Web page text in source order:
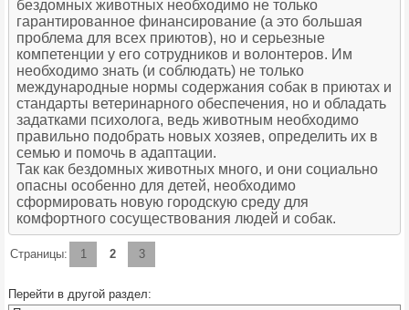
бездомных животных необходимо не только
гарантированное финансирование (а это большая
проблема для всех приютов), но и серьезные
компетенции у его сотрудников и волонтеров. Им
необходимо знать (и соблюдать) не только
международные нормы содержания собак в приютах и
стандарты ветеринарного обеспечения, но и обладать
задатками психолога, ведь животным необходимо
правильно подобрать новых хозяев, определить их в
семью и помочь в адаптации.
Так как бездомных животных много, и они социально
опасны особенно для детей, необходимо
сформировать новую городскую среду для
комфортного сосуществования людей и собак.
Страницы: 1 2 3
Перейти в другой раздел: